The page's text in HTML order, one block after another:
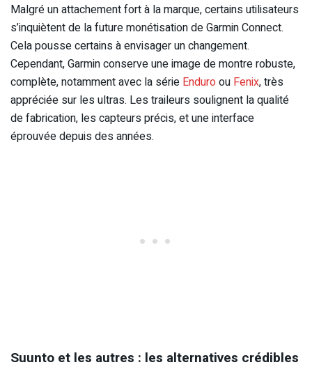
Malgré un attachement fort à la marque, certains utilisateurs
s’inquiètent de la future monétisation de Garmin Connect.
Cela pousse certains à envisager un changement.
Cependant, Garmin conserve une image de montre robuste,
complète, notamment avec la série Enduroou Fenix, très
appréciée sur les ultras. Les traileurs soulignent la qualité
de fabrication, les capteurs précis, et une interface
éprouvée depuis des années.
Suunto et les autres : les alternatives crédibles